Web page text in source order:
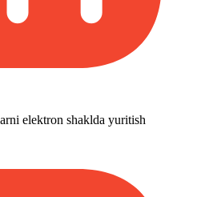
elektron shaklda yuritish